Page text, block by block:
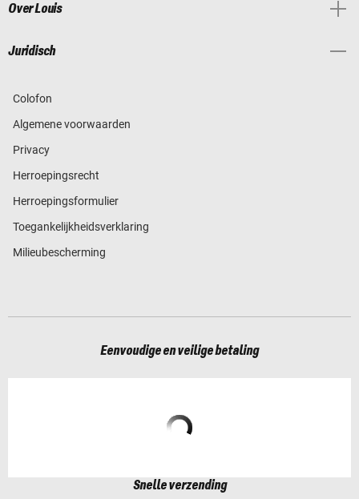
Over Louis
Juridisch
Colofon
Algemene voorwaarden
Privacy
Herroepingsrecht
Herroepingsformulier
Toegankelijkheidsverklaring
Milieubescherming
Eenvoudige en veilige betaling
Snelle verzending